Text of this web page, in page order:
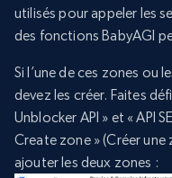
utilisés pour appeler les
des fonctions BabyAGI
Si l’une de ces zones ou
devez les créer. Faites
Unblocker API » et « API
Create zone » (Créer une
ajouter les deux zones :